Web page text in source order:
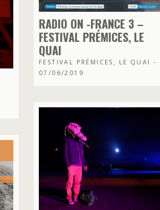
RADIO ON -FRANCE 3 –
FESTIVAL PRÉMICES, LE
QUAI
FESTIVAL PRÉMICES, LE QUAI -
07/06/2019